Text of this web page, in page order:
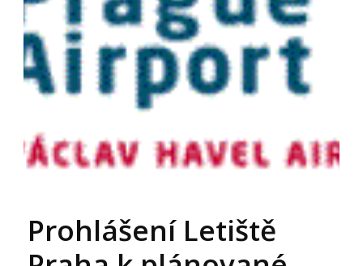
Prohlášení Letiště